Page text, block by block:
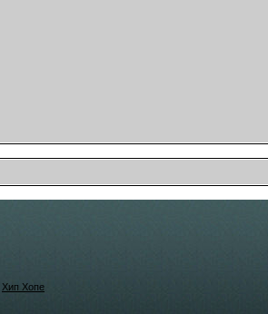
Хип Хопе